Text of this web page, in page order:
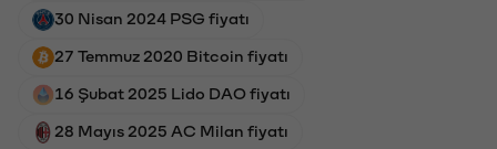
30 Nisan 2024 PSG fiyatı
27 Temmuz 2020 Bitcoin fiyatı
16 Şubat 2025 Lido DAO fiyatı
28 Mayıs 2025 AC Milan fiyatı